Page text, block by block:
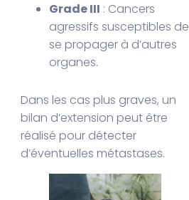
Grade III : Cancers
agressifs susceptibles de
se propager à d’autres
organes.
Dans les cas plus graves, un
bilan d’extension peut être
réalisé pour détecter
d’éventuelles métastases.